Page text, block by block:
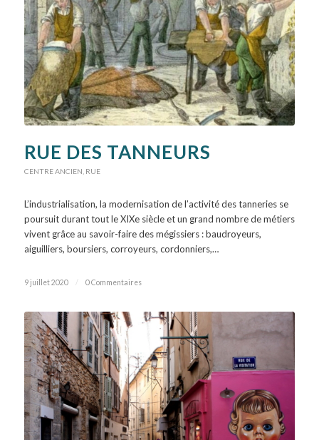
RUE DES TANNEURS
CENTRE ANCIEN RUE
L’industrialisation, la modernisation de l’activité des tanneries se
poursuit durant tout le XIXe siècle et un grand nombre de métiers
vivent grâce au savoir-faire des mégissiers : baudroyeurs,
aiguilliers, boursiers, corroyeurs, cordonniers,…
9 juillet 2020 / 0 Commentaires